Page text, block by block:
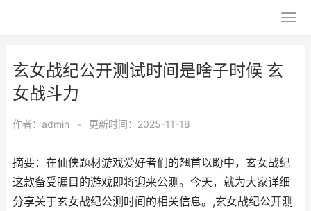
玄女战纪公开测试时间是啥子时候 玄
女战斗力
作者： admin • 更新时间：2025-11-18
摘要：在仙侠题材游戏爱好者们的翘首以盼中，玄女战纪
这款备受瞩目的游戏即将迎来公测。今天，就为大家详细
分享关于玄女战纪公测时间的相关信息。,玄女战纪公开测